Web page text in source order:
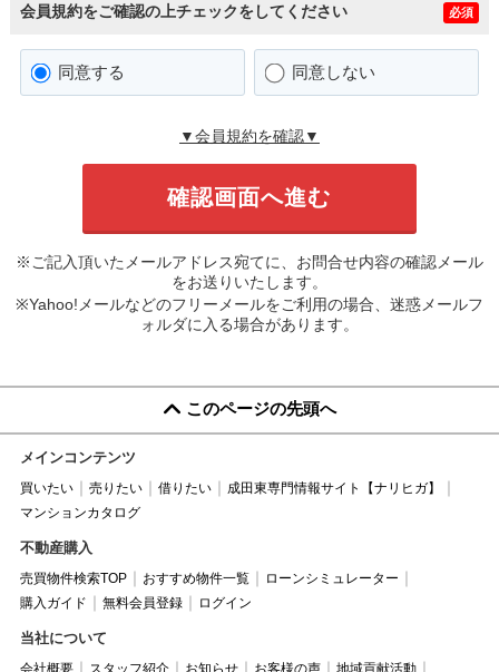
会員規約をご確認の上チェックをしてください 必須
同意する 同意しない
▼会員規約を確認▼
※ご記入頂いたメールアドレス宛てに、お問合せ内容の確認メール
をお送りいたします。
※Yahoo!メールなどのフリーメールをご利用の場合、迷惑メールフ
ォルダに入る場合があります。
このページの先頭へ
メインコンテンツ
買いたい 売りたい 借りたい
成田東専門情報サイト【ナリヒガ】
マンションカタログ
不動産購入
売買物件検索TOP おすすめ物件一覧
ローンシミュレーター
購入ガイド
無料会員登録 ログイン
当社について
会社概要 スタッフ紹介 お知らせ お客様の声
地域貢献活動